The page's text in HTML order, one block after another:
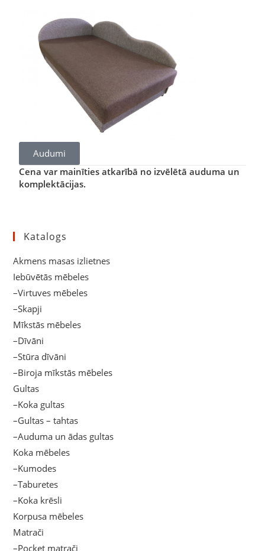
Audumi
Cena var mainīties atkarībā no izvēlētā auduma un
komplektācijas.
Katalogs
Akmens masas izlietnes
Iebūvētās mēbeles
–Virtuves mēbeles
–Skapji
Mīkstās mēbeles
–Dīvāni
–Stūra dīvāni
–Biroja mīkstās mēbeles
Gultas
–Koka gultas
–Gultas – tahtas
–Auduma un ādas gultas
Koka mēbeles
–Kumodes
–Taburetes
–Koka krēsli
Korpusa mēbeles
Matrači
–Pocket matrači